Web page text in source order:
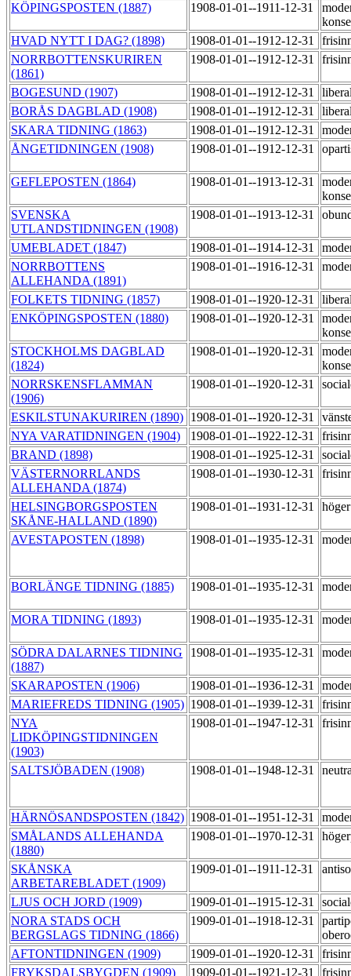
KÖPINGSPOSTEN (1887) 1908-01-01--1911-12-31
HVAD NYTT I DAG? (1898)
1908-01-01--1912-12-31
NORRBOTTENSKURIREN
(1861)
1908-01-01--1912-12-31
BOGESUND (1907) 1908-01-01--1912-12-31
BORÅS DAGBLAD (1908)
1908-01-01--1912-12-31
SKARA TIDNING (1863)
1908-01-01--1912-12-31
ÅNGETIDNINGEN (1908)
1908-01-01--1912-12-31
GEFLEPOSTEN (1864) 1908-01-01--1913-12-31
SVENSKA
UTLANDSTIDNINGEN (1908)
1908-01-01--1913-12-31
UMEBLADET (1847) 1908-01-01--1914-12-31
NORRBOTTENS
ALLEHANDA (1891)
1908-01-01--1916-12-31
FOLKETS TIDNING (1857) 1908-01-01--1920-12-31
ENKÖPINGSPOSTEN (1880)
1908-01-01--1920-12-31
STOCKHOLMS DAGBLAD
(1824)
1908-01-01--1920-12-31
NORRSKENSFLAMMAN
(1906)
1908-01-01--1920-12-31
ESKILSTUNAKURIREN (1890) 1908-01-01--1920-12-31
NYA VARATIDNINGEN (1904)
1908-01-01--1922-12-31
BRAND (1898)
1908-01-01--1925-12-31
VÄSTERNORRLANDS
ALLEHANDA (1874)
1908-01-01--1930-12-31
HELSINGBORGSPOSTEN
SKÅNE-HALLAND (1890)
1908-01-01--1931-12-31
AVESTAPOSTEN (1898) 1908-01-01--1935-12-31
BORLÄNGE TIDNING (1885) 1908-01-01--1935-12-31
MORA TIDNING (1893) 1908-01-01--1935-12-31
SÖDRA DALARNES TIDNING
(1887)
1908-01-01--1935-12-31
SKARAPOSTEN (1906) 1908-01-01--1936-12-31
MARIEFREDS TIDNING (1905) 1908-01-01--1939-12-31
NYA
LIDKÖPINGSTIDNINGEN
(1903)
1908-01-01--1947-12-31
SALTSJÖBADEN (1908) 1908-01-01--1948-12-31
HÄRNÖSANDSPOSTEN (1842) 1908-01-01--1951-12-31
SMÅLANDS ALLEHANDA
(1880)
1908-01-01--1970-12-31
SKÅNSKA
ARBETAREBLADET (1909)
1909-01-01--1911-12-31
LJUS OCH JORD (1909) 1909-01-01--1915-12-31
NORA STADS OCH
BERGSLAGS TIDNING (1866)
1909-01-01--1918-12-31
AFTONTIDNINGEN (1909)
1909-01-01--1920-12-31
FRYKSDALSBYGDEN (1909)
1909-01-01--1921-12-31